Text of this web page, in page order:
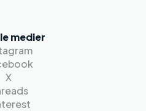
medier
X